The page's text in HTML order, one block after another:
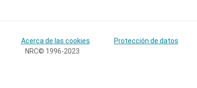
Acerca de las cookies
Protección de datos
NRC© 1996-2023